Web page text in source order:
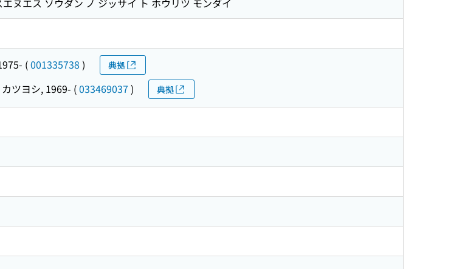
ヌエス ソウダン ノ ジッサイ ト ホウリツ モンダイ
(001335738 ) 典拠
ツヨシ, 1969- (033469037 ) 典拠